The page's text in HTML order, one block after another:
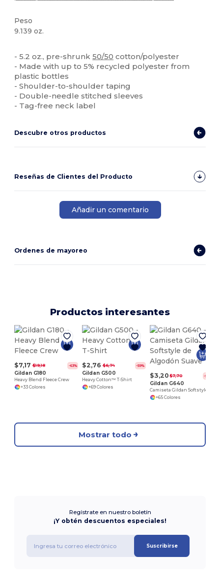
Peso
9.139 oz.
- 5.2 oz., pre-shrunk50/50 cotton/polyester
- Made with up to 5% recycled polyester from
plastic bottles
- Shoulder-to-shoulder taping
- Double-needle stitched sleeves
- Tag-free neck label
Descubre otros productos
Reseñas de Clientes del Producto
Añadir un comentario
Ordenes de mayoreo
Productos interesantes
$7,17 $19,18 -63%
Gildan G180
Heavy Blend Fleece Crew
+33 Colores
$2,76 $6,74 -59%
Gildan G500
Heavy Cotton™ T-Shirt
+69 Colores
$3,20 $7,70 -58%
Gildan G640
+65 Colores
Mostrar todo
Regístrate en nuestro boletín
¡Y obtén descuentos especiales!
Suscribirse